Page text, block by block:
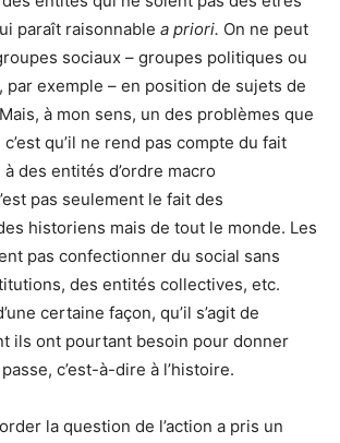
paraît raisonnable a priori. On ne peut
sociaux – groupes politiques ou
par exemple – en position de sujets de
à mon sens, un des problèmes que
qu’il ne rend pas compte du fait
des entités d’ordre macro
pas seulement le fait des
historiens mais de tout le monde. Les
pas confectionner du social sans
des entités collectives, etc.
certaine façon, qu’il s’agit de
ils ont pourtant besoin pour donner
c’est-à-dire à l’histoire.
la question de l’action a pris un